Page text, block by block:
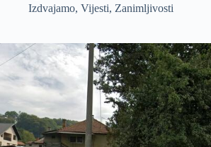
Izdvajamo, Vijesti, Zanimljivosti